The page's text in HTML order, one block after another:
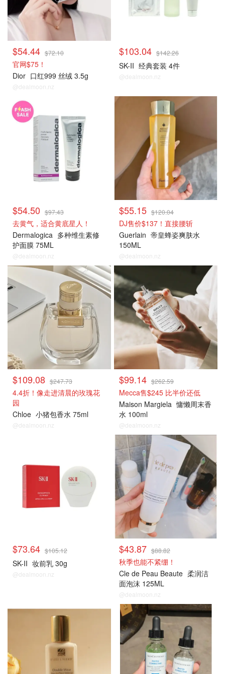
$54.44 $72.10
官网$75！
Dior 口红999 丝绒 3.5g
@dealmoon.nz
$103.04 $142.26
SK-II 经典套装 4件
@dealmoon.nz
热销单品
$54.50 $97.43
去黄气，适合黄底星人！
Dermalogica 多种维生素修
护面膜 75ML
@dealmoon.nz
$55.15 $120.04
DJ售价$137！直接腰斩
Guerlain 帝皇蜂姿爽肤水
150ML
@dealmoon.nz
$109.08 $247.73
4.4折！像走进清晨的玫瑰花
园
Chloe 小猪包香水 75ml
@dealmoon.nz
热销单品
$99.14 $262.59
Mecca售$245 比半价还低
Maison Margiela 慵懒周末香
水 100ml
@dealmoon.nz
$73.64 $105.12
SK-II 妆前乳 30g
@dealmoon.nz
热销单品
$43.87 $88.82
秋季也能不紧绷！
Cle de Peau Beaute 柔润洁
面泡沫 125ML
@dealmoon.nz
热销单品